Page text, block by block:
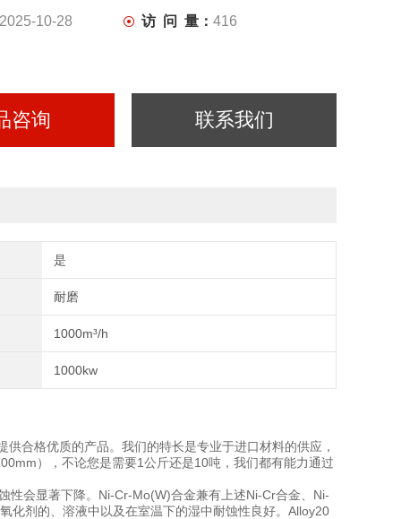
2025-10-28 访 问 量： 416
咨询 联系我们
是
耐磨
1000m³/h
1000kw
合格优质的产品。我们的特长是专业于进口材料的供应，
），不论您是需要1公斤还是10吨，我们都有能力通过
会显著下降。Ni-Cr-Mo(W)合金兼有上述Ni-Cr合金、Ni-
化剂的、溶液中以及在室温下的湿中耐蚀性良好。Alloy20